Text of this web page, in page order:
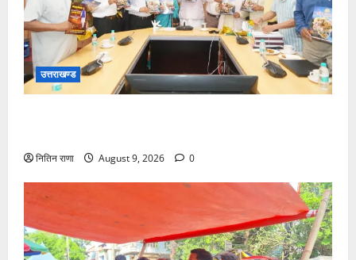
उत्तराखण्ड
नितिन राणा August 9, 2026 0